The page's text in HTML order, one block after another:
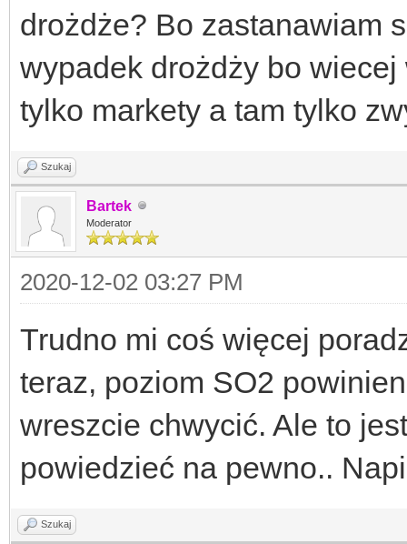
drożdże? Bo zastanawiam
wypadek drożdży bo
tylko markety a tam tylko
Szukaj
Bartek
Moderator
2020-12-02 03:27 PM
Trudno mi coś więcej
teraz, poziom SO2
wreszcie chwycić. Ale to
powiedzieć na pewno..
Szukaj